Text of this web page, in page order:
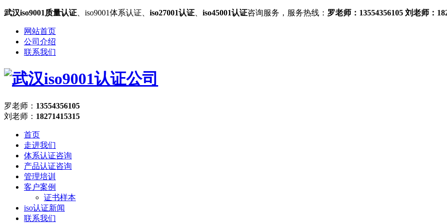
武汉iso9001质量认证 、iso9001体系认证、 iso27001认证 iso45001认证咨询服务，服务热线： 罗老师：13554356105 刘老师：
网站首页
公司介绍
联系我们
罗老师： 13554356105
刘老师： 18271415315
首页
走进我们
体系认证咨询
产品认证咨询
管理培训
客户案例
证书样本
iso认证新闻
联系我们